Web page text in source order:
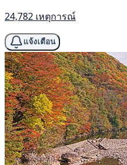
24,782 เหตุการณ์
แจ้งเตือน